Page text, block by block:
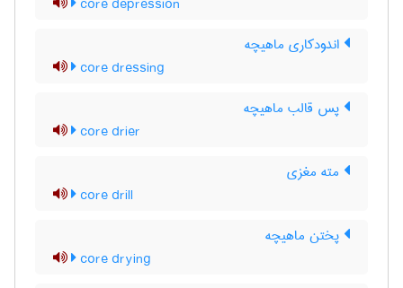
اندودکاری ماهیچه
core dressing
پس قالب ماهیچه
core drier
مته مغزی
core drill
پختن ماهیچه
core drying